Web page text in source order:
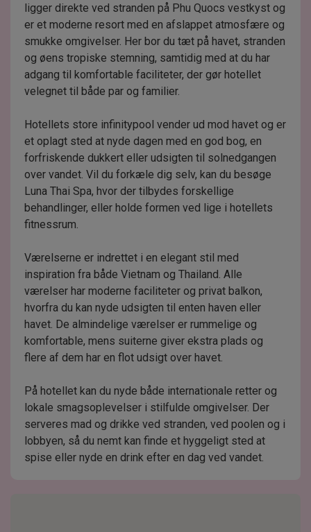
ligger direkte ved stranden på Phu Quocs vestkyst og
er et moderne resort med en afslappet atmosfære og
smukke omgivelser. Her bor du tæt på havet, stranden
og øens tropiske stemning, samtidig med at du har
adgang til komfortable faciliteter, der gør hotellet
velegnet til både par og familier.
Hotellets store infinitypool vender ud mod havet og er
et oplagt sted at nyde dagen med en god bog, en
forfriskende dukkert eller udsigten til solnedgangen
over vandet. Vil du forkæle dig selv, kan du besøge
Luna Thai Spa, hvor der tilbydes forskellige
behandlinger, eller holde formen ved lige i hotellets
fitnessrum.
Værelserne er indrettet i en elegant stil med
inspiration fra både Vietnam og Thailand. Alle
værelser har moderne faciliteter og privat balkon,
hvorfra du kan nyde udsigten til enten haven eller
havet. De almindelige værelser er rummelige og
komfortable, mens suiterne giver ekstra plads og
flere af dem har en flot udsigt over havet.
På hotellet kan du nyde både internationale retter og
lokale smagsoplevelser i stilfulde omgivelser. Der
serveres mad og drikke ved stranden, ved poolen og i
lobbyen, så du nemt kan finde et hyggeligt sted at
spise eller nyde en drink efter en dag ved vandet.